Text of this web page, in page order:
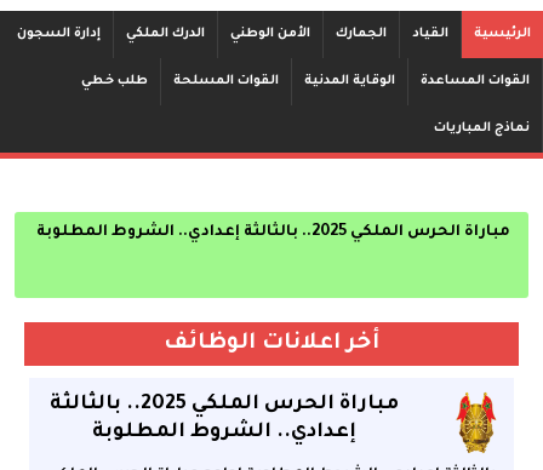
الرئيسية القياد الجمارك الأمن الوطني الدرك الملكي إدارة السجون
القوات المساعدة الوقاية المدنية القوات المسلحة طلب خطي
نماذج المباريات
أخر اعلانات الوظائف
مباراة الحرس الملكي 2025.. بالثالثة
إعدادي.. الشروط المطلوبة